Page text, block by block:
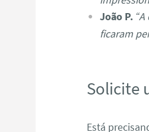
João P.
ficaram
Solicite
Está